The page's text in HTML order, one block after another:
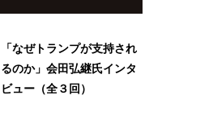
「なぜトランプが支持され
るのか」会田弘継氏インタ
ビュー（全３回）